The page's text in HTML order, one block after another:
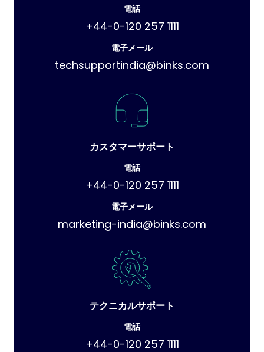
電話
+44-0-120 257 1111
電子メール
techsupportindia@binks.com
カスタマーサポート
電話
+44-0-120 257 1111
電子メール
marketing-india@binks.com
テクニカルサポート
電話
+44-0-120 257 1111